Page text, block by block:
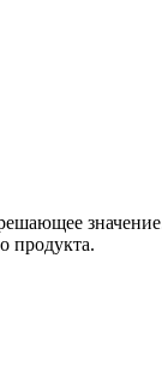
продукта.